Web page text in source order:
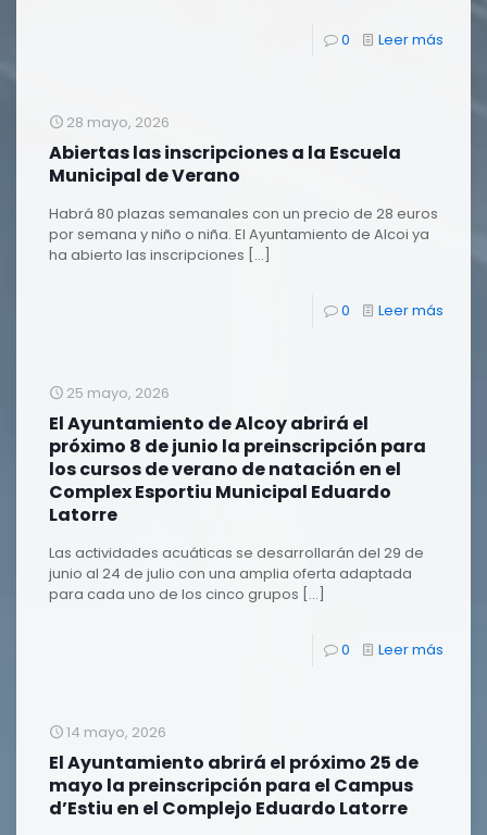
0 Leer más
28 mayo, 2026
Abiertas las inscripciones a la Escuela
Municipal de Verano
Habrá 80 plazas semanales con un precio de 28 euros
por semana y niño o niña. El Ayuntamiento de Alcoi ya
ha abierto las inscripciones […]
0 Leer más
25 mayo, 2026
El Ayuntamiento de Alcoy abrirá el
próximo 8 de junio la preinscripción para
los cursos de verano de natación en el
Complex Esportiu Municipal Eduardo
Latorre
Las actividades acuáticas se desarrollarán del 29 de
junio al 24 de julio con una amplia oferta adaptada
para cada uno de los cinco grupos […]
0 Leer más
14 mayo, 2026
El Ayuntamiento abrirá el próximo 25 de
mayo la preinscripción para el Campus
d’Estiu en el Complejo Eduardo Latorre